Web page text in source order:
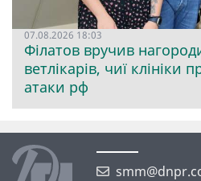
07.08.2026 18:03
Філатов вручив
ветлікарів, чиї
атаки рф